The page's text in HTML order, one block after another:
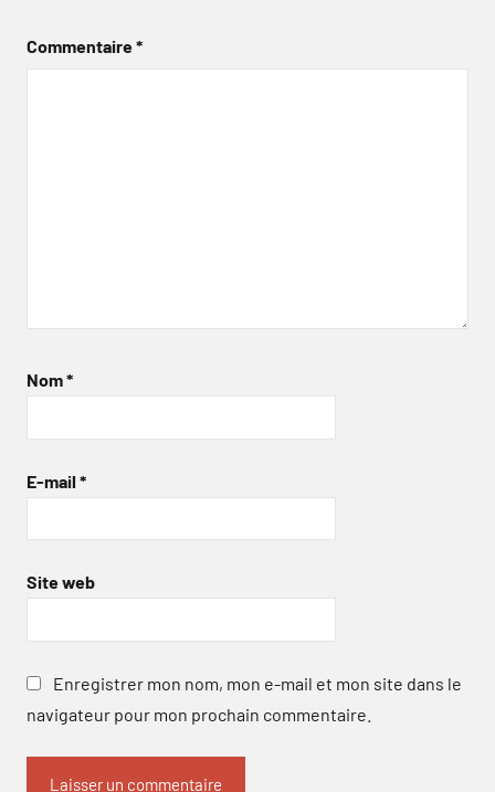
Commentaire*
Nom*
E-mail *
Site web
Enregistrer mon nom, mon e-mail et mon site dans le
navigateur pour mon prochain commentaire.